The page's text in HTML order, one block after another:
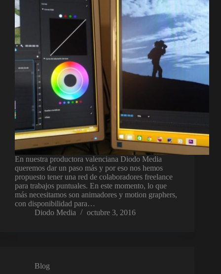
En nuestra productora valenciana Diodo Media
queremos dar un paso más y por eso nos hemos
propuesto tener una red de colaboradores freelance
para trabajos puntuales. En este momento, lo que
más necesitamos son animadores y motion graphers,
con disponibilidad para…
Diodo Media
octubre 3, 2016
Blog